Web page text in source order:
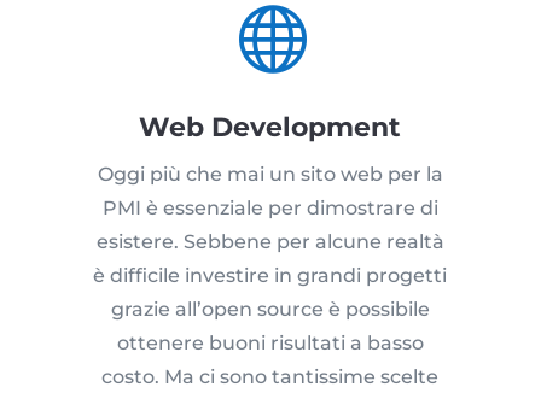

Web Development
Oggi più che mai un sito web per la
PMI è essenziale per dimostrare di
esistere. Sebbene per alcune realtà
è difficile investire in grandi progetti
grazie all’open source è possibile
ottenere buoni risultati a basso
costo. Ma ci sono tantissime scelte